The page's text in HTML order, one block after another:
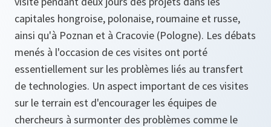
capitales hongroise, polonaise, roumaine et russe,
ainsi qu'à Poznan et à Cracovie (Pologne). Les débats
menés à l'occasion de ces visites ont porté
essentiellement sur les problèmes liés au transfert
de technologies. Un aspect important de ces visites
sur le terrain est d'encourager les équipes de
chercheurs à surmonter des problèmes comme le